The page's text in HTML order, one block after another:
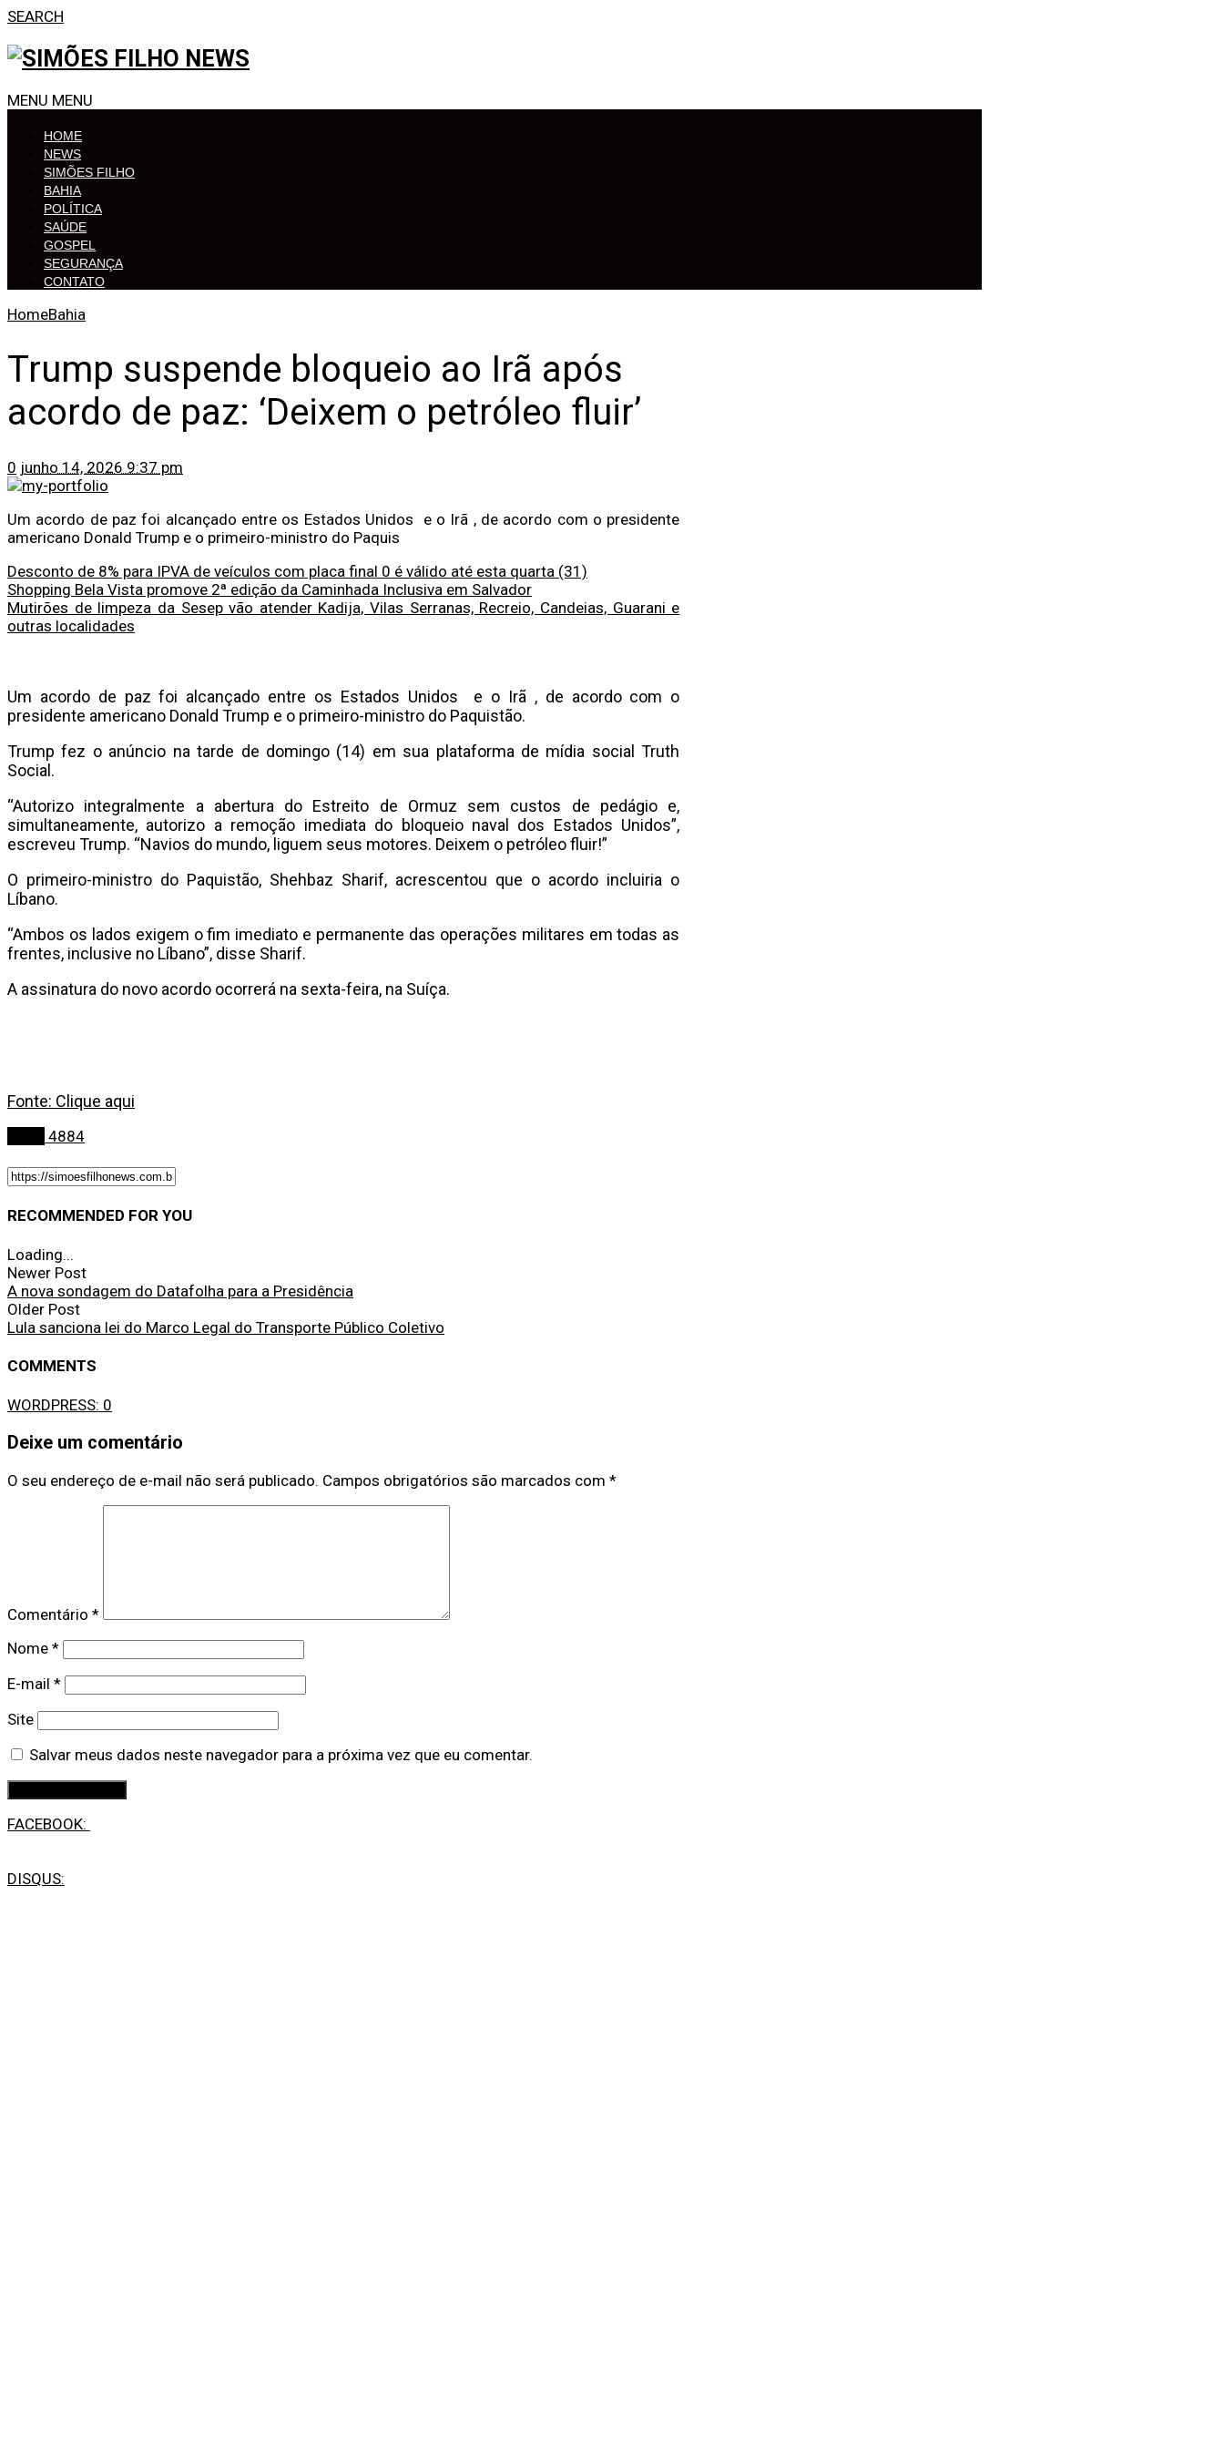
SEARCH
MENU MENU
HOME
NEWS
SIMÕES FILHO
BAHIA
POLÍTICA
SAÚDE
GOSPEL
SEGURANÇA
CONTATO
HomeBahia
Trump suspende bloqueio ao Irã após
acordo de paz: ‘Deixem o petróleo fluir’
0 junho 14, 2026 9:37 pm
Um acordo de paz foi alcançado entre os Estados Unidos e o Irã , de acordo com o presidente
americano Donald Trump e o primeiro-ministro do Paquis
Desconto de 8% para IPVA de veículos com placa final 0 é válido até esta quarta (31)
Shopping Bela Vista promove 2ª edição da Caminhada Inclusiva em Salvador
Mutirões de limpeza da Sesep vão atender Kadija, Vilas Serranas, Recreio, Candeias, Guarani e
outras localidades
Um acordo de paz foi alcançado entre os Estados Unidos e o Irã , de acordo com o
presidente americano Donald Trump e o primeiro-ministro do Paquistão.
Trump fez o anúncio na tarde de domingo (14) em sua plataforma de mídia social Truth
Social.
“Autorizo ​​integralmente a abertura do Estreito de Ormuz sem custos de pedágio e,
simultaneamente, autorizo ​​a remoção imediata do bloqueio naval dos Estados Unidos”,
escreveu Trump. “Navios do mundo, liguem seus motores. Deixem o petróleo fluir!”
O primeiro-ministro do Paquistão, Shehbaz Sharif, acrescentou que o acordo incluiria o
Líbano.
“Ambos os lados exigem o fim imediato e permanente das operações militares em todas as
frentes, inclusive no Líbano”, disse Sharif.
A assinatura do novo acordo ocorrerá na sexta-feira, na Suíça.
Fonte: Clique aqui
4884
RECOMMENDED FOR YOU
Loading...
Newer Post
A nova sondagem do Datafolha para a Presidência
Older Post
Lula sanciona lei do Marco Legal do Transporte Público Coletivo
COMMENTS
WORDPRESS: 0
Deixe um comentário
O seu endereço de e-mail não será publicado. Campos obrigatórios são marcados com *
Comentário *
Nome *
E-mail *
Site
Salvar meus dados neste navegador para a próxima vez que eu comentar.
FACEBOOK:
DISQUS: